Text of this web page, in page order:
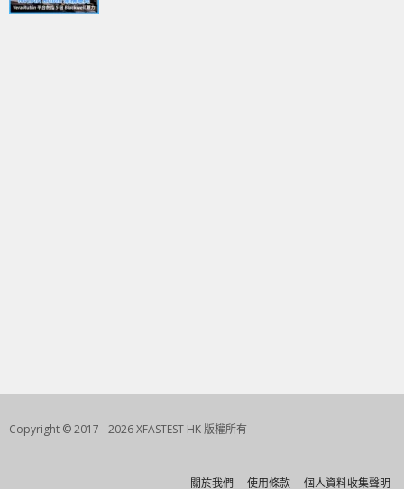
Copyright © 2017 - 2026 XFASTEST HK 版權所有
關於我們 使用條款 個人資料收集聲明